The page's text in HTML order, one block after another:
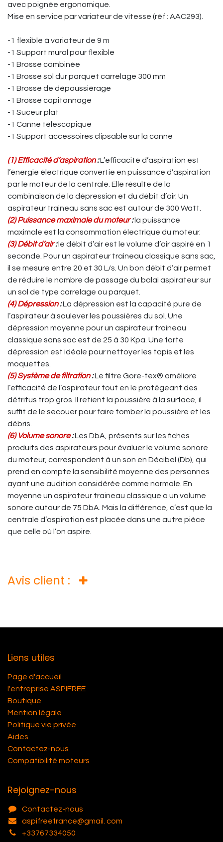
avec poignée ergonomique.
Mise en service par variateur de vitesse (réf : AAC293).
-1 flexible à variateur de 9 m
-1 Support mural pour flexible
-1 Brosse combinée
-1 Brosse sol dur parquet carrelage 300 mm
-1 Brosse de dépoussiérage
-1 Brosse capitonnage
-1 Suceur plat
-1 Canne télescopique
-1 Support accessoires clipsable sur la canne
(1)Efficacité d’aspiration:L’efficacité d’aspiration est
l’énergie électrique convertie en puissance d’aspiration
par le moteur de la centrale. Elle résulte de la
combinaison de la dépression et du débit d’air. Un
aspirateur traineau sans sac est autour de 300 Watt.
(2) Puissance maximale du moteur:la puissance
maximale est la consommation électrique du moteur.
(3) Débit d’air:le débit d’air est le volume d’air aspiré en 1
seconde. Pour un aspirateur traineau classique sans sac,
il se mesure entre 20 et 30 L/s. Un bon débit d’air permet
de réduire le nombre de passage du balai aspirateur sur
un sol de type carrelage ou parquet.
(4) Dépression:La dépression est la capacité pure de
l’aspirateur à soulever les poussières du sol. Une
dépression moyenne pour un aspirateur traineau
classique sans sac est de 25 à 30 Kpa. Une forte
dépression est idéale pour nettoyer les tapis et les
moquettes.
(5) Système de filtration:Le filtre Gore-tex® améliore
l’efficacité de l’aspirateur tout en le protégeant des
détritus trop gros. Il retient la poussière à la surface, il
suffit de le secouer pour faire tomber la poussière et les
débris.
(6) Volume sonore:Les DbA, présents sur les fiches
produits des aspirateurs pour évaluer le volume sonore
du moteur, correspondent à un son en Décibel (Db), qui
prend en compte la sensibilité moyenne des personnes
ayant une audition considérée comme normale. En
moyenne un aspirateur traineau classique a un volume
sonore autour de 75 DbA. Mais la différence, c’est que la
centrale d’aspiration est placée dans une autre pièce
que celle où l’on aspire.
Avis client :
Liens utiles
Page d'accueil
l'entreprise ASPIFREE
Boutique
Mention légale
Politique vie privée
Aides
Contactez-nous
Compatibilité moteurs
Rejoignez-nous
Contactez-nous
aspifreefrance@gmail. com
+33767334050